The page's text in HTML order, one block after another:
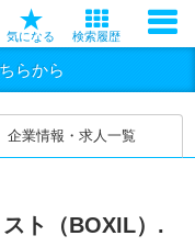
気になる 検索履歴
らから
企業情報・求人一覧
ト（BOXIL）.